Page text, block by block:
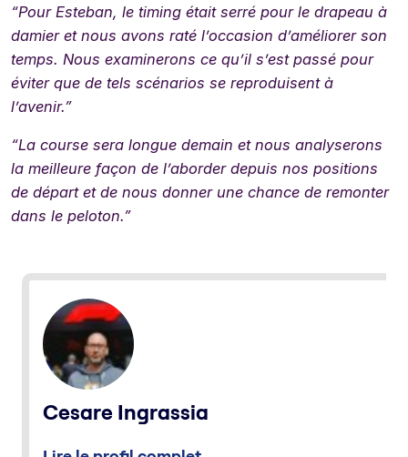
“Pour Esteban, le timing était serré pour le drapeau à
damier et nous avons raté l’occasion d’améliorer son
temps. Nous examinerons ce qu’il s’est passé pour
éviter que de tels scénarios se reproduisent à
l’avenir.”
“La course sera longue demain et nous analyserons
la meilleure façon de l’aborder depuis nos positions
de départ et de nous donner une chance de remonter
dans le peloton.”
Cesare Ingrassia